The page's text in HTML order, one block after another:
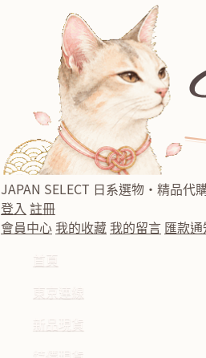
JAPAN SELECT 日系選物・精品代
登入 註冊
會員中心我的收藏我的留言 匯款
首頁
東京連線
新品現貨